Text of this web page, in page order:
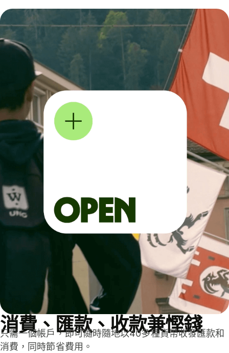
消費、匯款、收款兼慳錢
只需一個帳戶，即可隨時隨地以40多種貨幣收發匯款和
消費，同時節省費用。